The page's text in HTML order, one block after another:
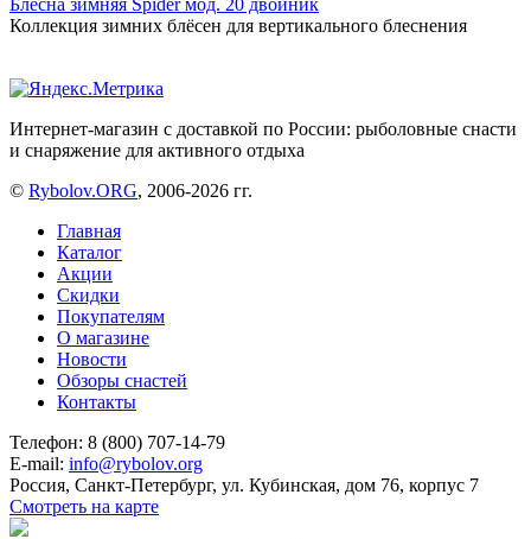
Коллекция зимних блёсен для вертикального блеснения
Интернет-магазин с доставкой по России: рыболовные снасти
и снаряжение для активного отдыха
© Rybolov.ORG, 2006-2026 гг.
Главная
Каталог
Акции
Скидки
Покупателям
О магазине
Новости
Обзоры снастей
Контакты
Телефон: 8 (800) 707-14-79
E-mail: info@rybolov.org
Россия, Санкт-Петербург, ул. Кубинская, дом 76, корпус 7
Смотреть на карте